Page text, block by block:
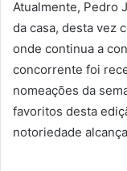
Atualmente, Pedro
da casa, desta vez
onde continua a
concorrente foi
nomeações da
favoritos desta
notoriedade